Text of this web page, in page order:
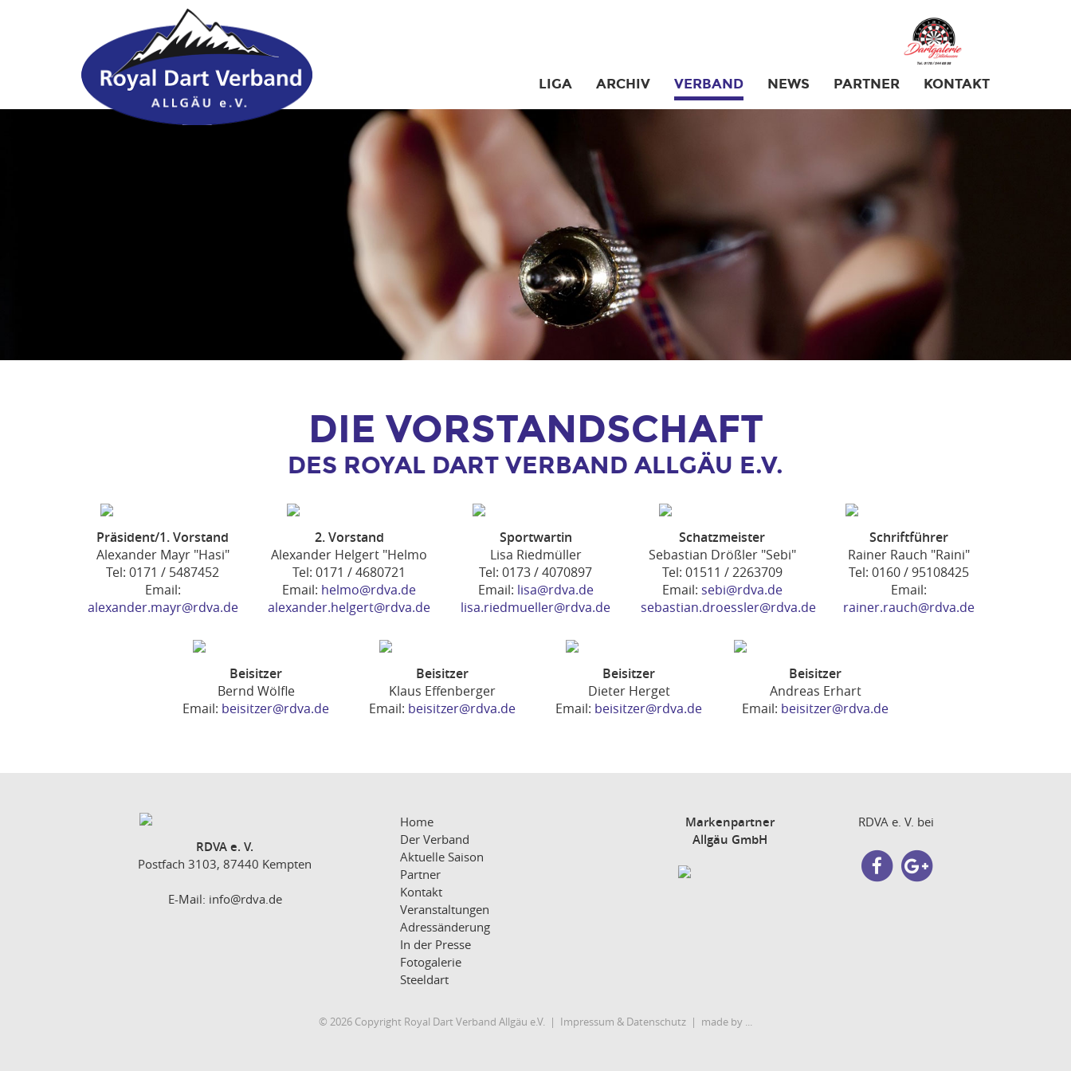
LIGA ARCHIV VERBAND NEWS PARTNER KONTAKT
DIE VORSTANDSCHAFT
DES ROYAL DART VERBAND ALLGÄU E.V.
Präsident/1. Vorstand
Alexander Mayr "Hasi"
Tel: 0171 / 5487452
Email:
alexander.mayr@rdva.de
2. Vorstand
Alexander Helgert "Helmo
Tel: 0171 / 4680721
Email: helmo@rdva.de
alexander.helgert@rdva.de
Sportwartin
Lisa Riedmüller
Tel: 0173 / 4070897
Email: lisa@rdva.de
lisa.riedmueller@rdva.de
Schatzmeister
Sebastian Drößler "Sebi"
Tel: 01511 / 2263709
Email: sebi@rdva.de
sebastian.droessler@rdva.de
Schriftführer
Rainer Rauch "Raini"
Tel: 0160 / 95108425
Email:
rainer.rauch@rdva.de
Beisitzer
Bernd Wölfle
Email: beisitzer@rdva.de
Beisitzer
Klaus Effenberger
Email: beisitzer@rdva.de
Beisitzer
Dieter Herget
Email: beisitzer@rdva.de
Beisitzer
Andreas Erhart
Email: beisitzer@rdva.de
RDVA e. V.
Postfach 3103, 87440 Kempten
E-Mail: info@rdva.de
Home
Der Verband
Aktuelle Saison
Partner
Kontakt
Veranstaltungen
Adressänderung
In der Presse
Fotogalerie
Steeldart
Markenpartner
Allgäu GmbH
RDVA e. V. bei
© 2026 Copyright Royal Dart Verband Allgäu e.V. | Impressum & Datenschutz | made by ...